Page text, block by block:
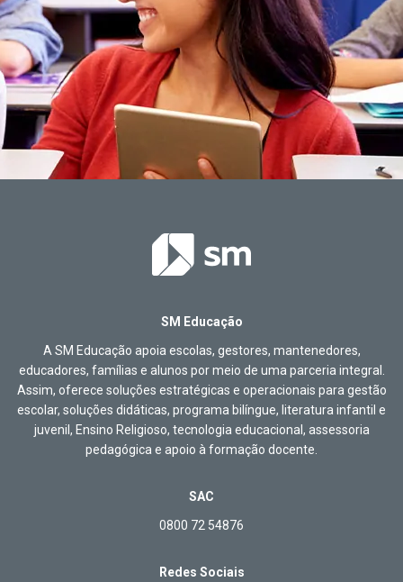
SM Educação
A SM Educação apoia escolas, gestores, mantenedores,
educadores, famílias e alunos por meio de uma parceria integral.
Assim, oferece soluções estratégicas e operacionais para gestão
escolar, soluções didáticas, programa bilíngue, literatura infantil e
juvenil, Ensino Religioso, tecnologia educacional, assessoria
pedagógica e apoio à formação docente.
SAC
0800 72 54876
Redes Sociais